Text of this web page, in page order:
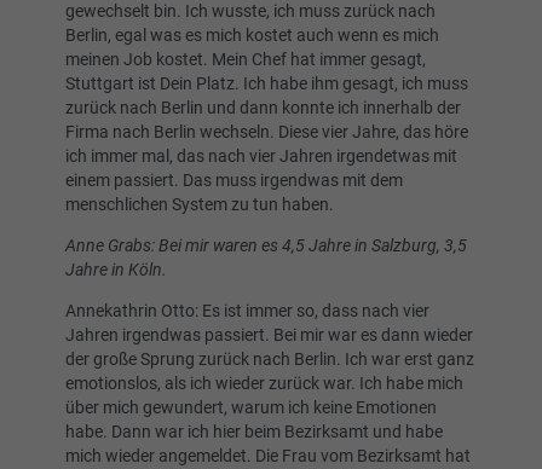
gewechselt bin. Ich wusste, ich muss zurück nach
Berlin, egal was es mich kostet auch wenn es mich
meinen Job kostet. Mein Chef hat immer gesagt,
Stuttgart ist Dein Platz. Ich habe ihm gesagt, ich muss
zurück nach Berlin und dann konnte ich innerhalb der
Firma nach Berlin wechseln. Diese vier Jahre, das höre
ich immer mal, das nach vier Jahren irgendetwas mit
einem passiert. Das muss irgendwas mit dem
menschlichen System zu tun haben.
Anne Grabs: Bei mir waren es 4,5 Jahre in Salzburg, 3,5
Jahre in Köln.
Annekathrin Otto: Es ist immer so, dass nach vier
Jahren irgendwas passiert. Bei mir war es dann wieder
der große Sprung zurück nach Berlin. Ich war erst ganz
emotionslos, als ich wieder zurück war. Ich habe mich
über mich gewundert, warum ich keine Emotionen
habe. Dann war ich hier beim Bezirksamt und habe
mich wieder angemeldet. Die Frau vom Bezirksamt hat